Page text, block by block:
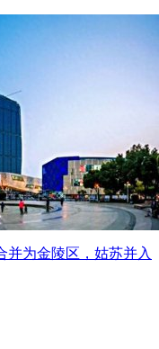
并为金陵区，姑苏并入